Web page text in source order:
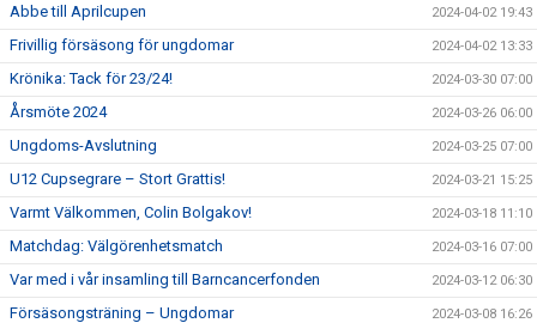
Abbe till Aprilcupen 2024-04-02 19:43
Frivillig försäsong för ungdomar 2024-04-02 13:33
Krönika: Tack för 23/24! 2024-03-30 07:00
Årsmöte 2024 2024-03-26 06:00
Ungdoms-Avslutning 2024-03-25 07:00
U12 Cupsegrare – Stort Grattis! 2024-03-21 15:25
Varmt Välkommen, Colin Bolgakov! 2024-03-18 11:10
Matchdag: Välgörenhetsmatch 2024-03-16 07:00
Var med i vår insamling till Barncancerfonden 2024-03-12 06:30
Försäsongsträning – Ungdomar 2024-03-08 16:26